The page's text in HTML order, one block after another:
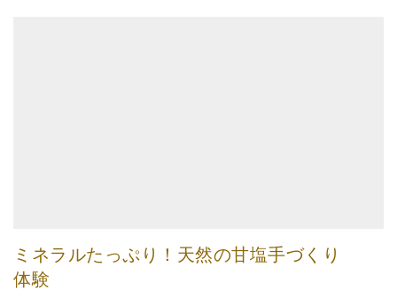
ミネラルたっぷり！天然の甘塩手づくり
体験